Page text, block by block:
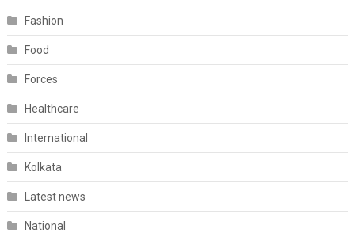
Fashion
Food
Forces
Healthcare
International
Kolkata
Latest news
National